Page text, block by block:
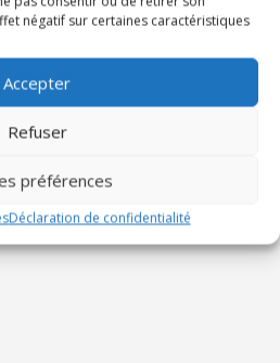
négatif sur certaines caractéristiques
Accepter
Refuser
préférences
Déclaration de confidentialité